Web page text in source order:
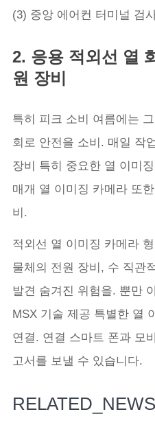
(3) 중앙 에어컨 터미널 검
2. 응용 적외선 열
원 장비
특히 피크 소비 여름에는
회로 안전을 소비. 매일 작
장비 특히 중요한 열 이미
매개 열 이미징 카메라 또
비.
적외선 열 이미징 카메라
물체의 전원 장비, 수 직관
발견 숨겨진 위험을. 뿐만
MSX 기술 제공 특별한 열
연결. 연결 스마트 폰과 모
고서를 보낼 수 있습니다.
RELATED_NEWS